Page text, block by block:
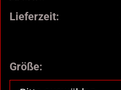
Lieferzeit:
Größe: